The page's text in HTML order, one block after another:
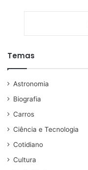
Temas
Astronomia
Biografia
Carros
Ciência e Tecnologia
Cotidiano
Cultura